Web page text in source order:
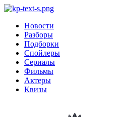
Новости
Разборы
Подборки
Спойлеры
Сериалы
Фильмы
Актеры
Квизы